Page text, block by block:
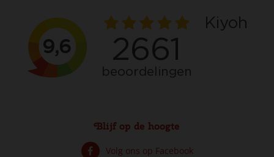
Blijf op de hoogte
Volg ons op Facebook